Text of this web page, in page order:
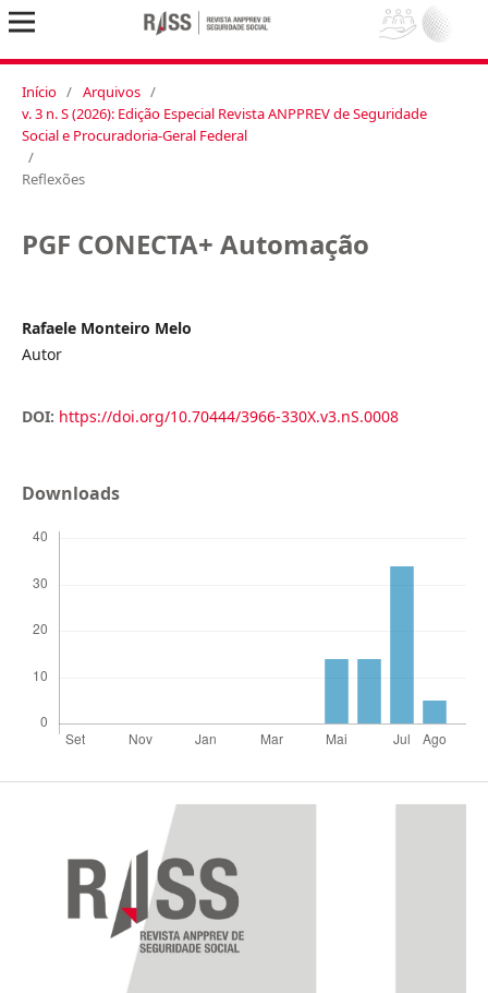
Início / Arquivos /
v. 3 n. S (2026): Edição Especial Revista ANPPREV de Seguridade
Social e Procuradoria-Geral Federal
/
Reflexões
PGF CONECTA+ Automação
Rafaele Monteiro Melo
Autor
DOI: https://doi.org/10.70444/3966-330X.v3.nS.0008
Downloads